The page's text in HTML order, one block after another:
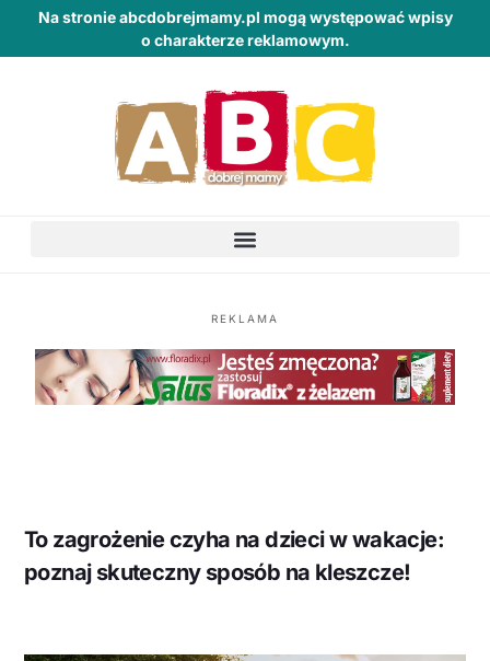
Na stronie abcdobrejmamy.pl mogą występować wpisy
o charakterze reklamowym.
REKLAMA
To zagrożenie czyha na dzieci w wakacje:
poznaj skuteczny sposób na kleszcze!